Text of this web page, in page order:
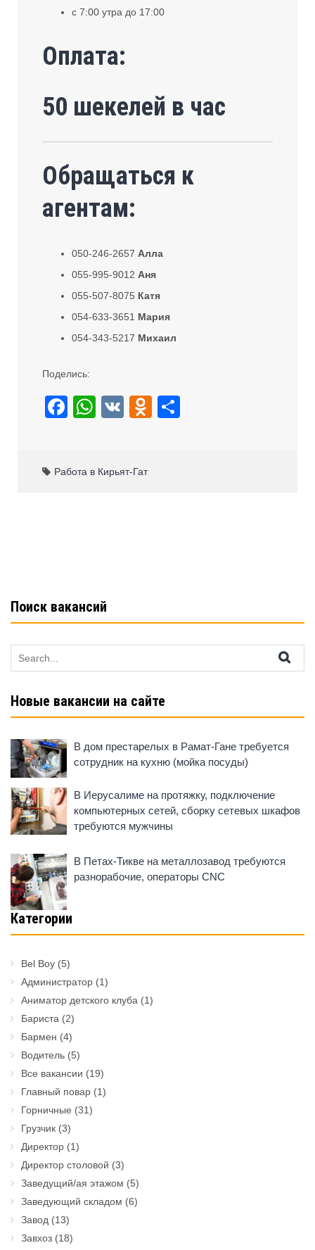
с 7:00 утра до 17:00
Оплата:
50 шекелей в час
Обращаться к
агентам:
050-246-2657Алла
055-995-9012Аня
055-507-8075 Катя
054-633-3651 Мария
054-343-5217 Михаил
Поделись:
F
e
W
s
V
O
Работа в Кирьят-Гат
Поиск вакансий
for:
Новые вакансии на сайте
В дом престарелых в Рамат-Гане требуется
сотрудник на кухню (мойка посуды)
В Иерусалиме на протяжку, подключение
компьютерных сетей, сборку сетевых шкафов
требуются мужчины
В Петах-Тикве на металлозавод требуются
разнорабочие, операторы CNC
Категории
Bel Boy (5)
Администратор (1)
Аниматор детского клуба (1)
Бариста (2)
Бармен (4)
Водитель (5)
Все вакансии (19)
Главный повар (1)
Горничные (31)
Грузчик (3)
Директор (1)
Директор столовой (3)
Заведущий/ая этажом (5)
Заведующий складом (6)
Завод (13)
Завхоз (18)